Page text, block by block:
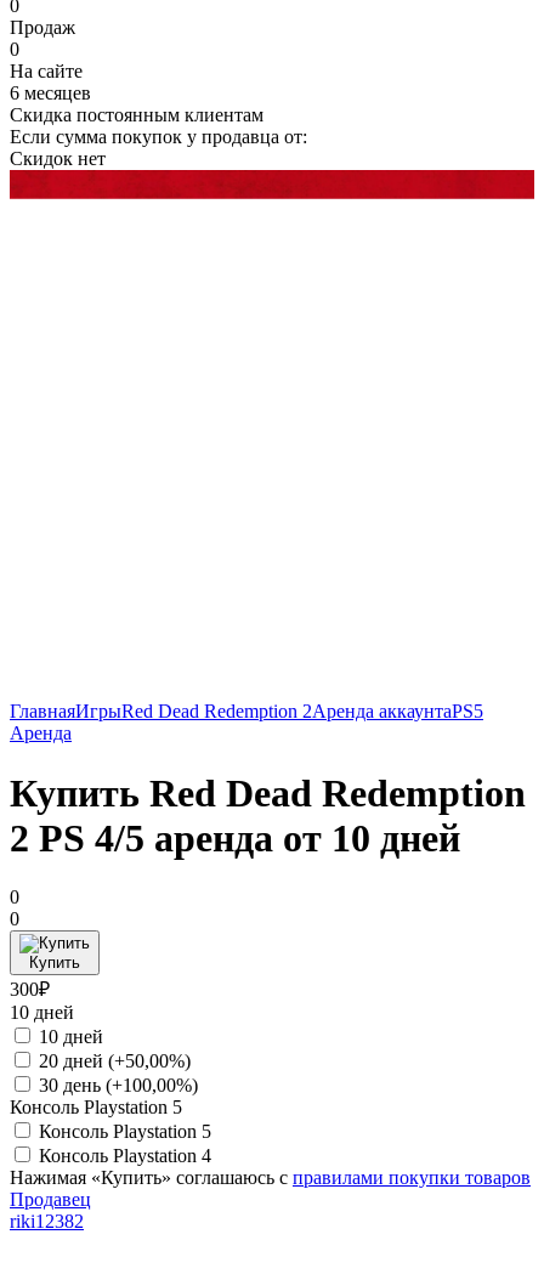
0
Продаж
0
На сайте
6 месяцев
Скидка постоянным клиентам
Если сумма покупок у продавца от:
Скидок нет
ГлавнаяИгрыRed Dead Redemption 2Аренда аккаунтаPS5
Аренда
Купить Red Dead Redemption
2 PS 4/5 аренда от 10 дней
0
0
Купить
300₽
10 дней
10 дней
20 дней (+50,00%)
30 день (+100,00%)
Консоль Playstation 5
Консоль Playstation 5
Консоль Playstation 4
Нажимая «Купить» соглашаюсь с правилами покупки товаров
Продавец
riki12382